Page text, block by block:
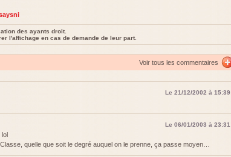
des ayants droit.
l'affichage en cas de demande de leur part.
Voir tous les commentaires
Le 21/12/2002 à 15:39
Le 06/01/2003 à 23:31
lol
quelle que soit le degré auquel on le prenne, ça passe moyen…